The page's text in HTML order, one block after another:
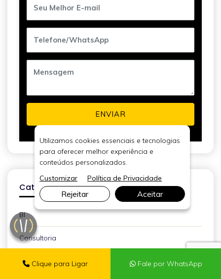
ENVIAR
Categorias
BI
Consultoria
Performance
Clique para Ligar Fale por WhatsApp
Utilizamos cookies essenciais e tecnologias
para oferecer melhor experiência e
conteúdos personalizados.
Customizar
Política de Privacidade
Rejeitar Aceitar